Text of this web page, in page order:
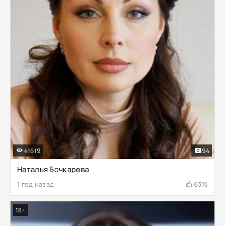
Наталья Бочкарева
1 год назад 63%
41619 94
18+